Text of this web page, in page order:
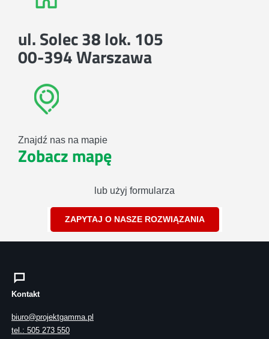
ul. Solec 38 lok. 105
00-394 Warszawa
Znajdź nas na mapie
Zobacz mapę
lub użyj formularza
ZAPYTAJ O NASZE ROZWIĄZANIA
Kontakt
biuro@projektgamma.pl
tel.: 505 273 550